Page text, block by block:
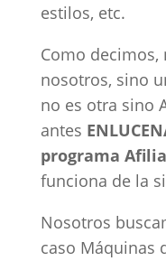
estilos, etc.
Como decimos,
nosotros, sino
no es otra sino
antes
programa
funciona de la
Nosotros
caso Máquinas